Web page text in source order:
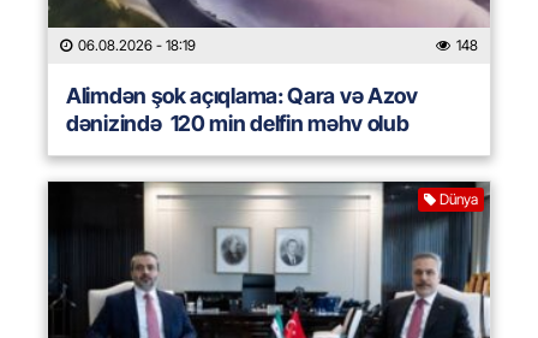
06.08.2026 - 18:19 148
Alimdən şok açıqlama: Qara və Azov
dənizində 120 min delfin məhv olub
Dünya